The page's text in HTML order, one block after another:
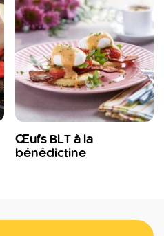
Œufs BLT à la
bénédictine